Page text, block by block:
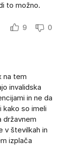
to možno.
9 0
na tem
invalidska
in ne da
kako so imeli
državnem
v številkah in
izplača